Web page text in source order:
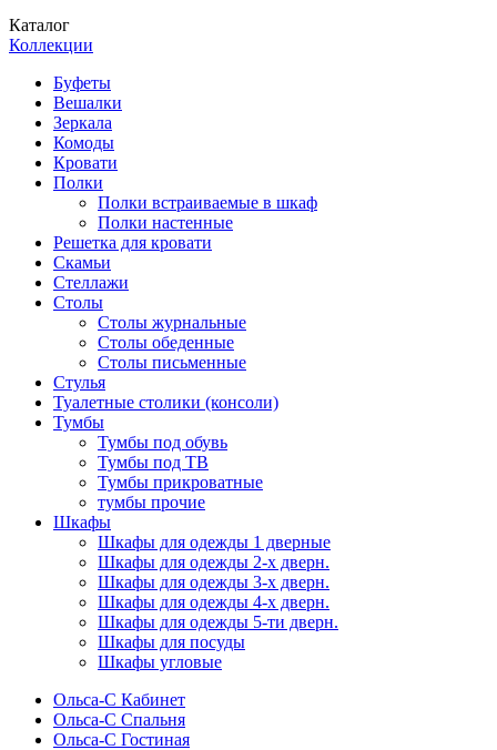
Каталог
Коллекции
Буфеты
Вешалки
Зеркала
Комоды
Кровати
Полки
Полки встраиваемые в шкаф
Полки настенные
Решетка для кровати
Скамьи
Стеллажи
Столы
Столы журнальные
Столы обеденные
Столы письменные
Стулья
Туалетные столики (консоли)
Тумбы
Тумбы под обувь
Тумбы под ТВ
Тумбы прикроватные
тумбы прочие
Шкафы
Шкафы для одежды 1 дверные
Шкафы для одежды 2-х дверн.
Шкафы для одежды 3-х дверн.
Шкафы для одежды 4-х дверн.
Шкафы для одежды 5-ти дверн.
Шкафы для посуды
Шкафы угловые
Ольса-С Кабинет
Ольса-С Спальня
Ольса-С Гостиная